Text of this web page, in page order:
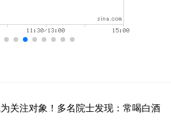
关注对象！多名院士发现：常喝白酒